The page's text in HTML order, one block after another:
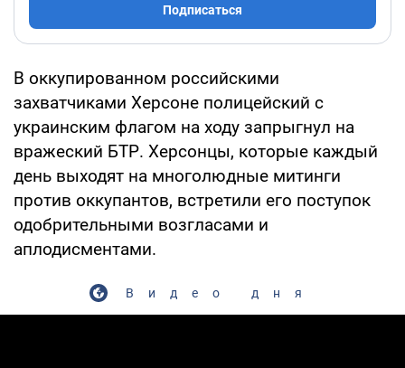
Подписаться
В оккупированном российскими
захватчиками Херсоне полицейский с
украинским флагом на ходу запрыгнул на
вражеский БТР. Херсонцы, которые каждый
день выходят на многолюдные митинги
против оккупантов, встретили его поступок
одобрительными возгласами и
аплодисментами.
Видео дня